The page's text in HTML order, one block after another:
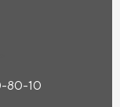
80-10